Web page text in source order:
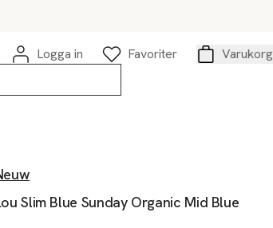
Logga in
Favoriter
Varukorg
Slim Blue Sunday Organic Mid Blue